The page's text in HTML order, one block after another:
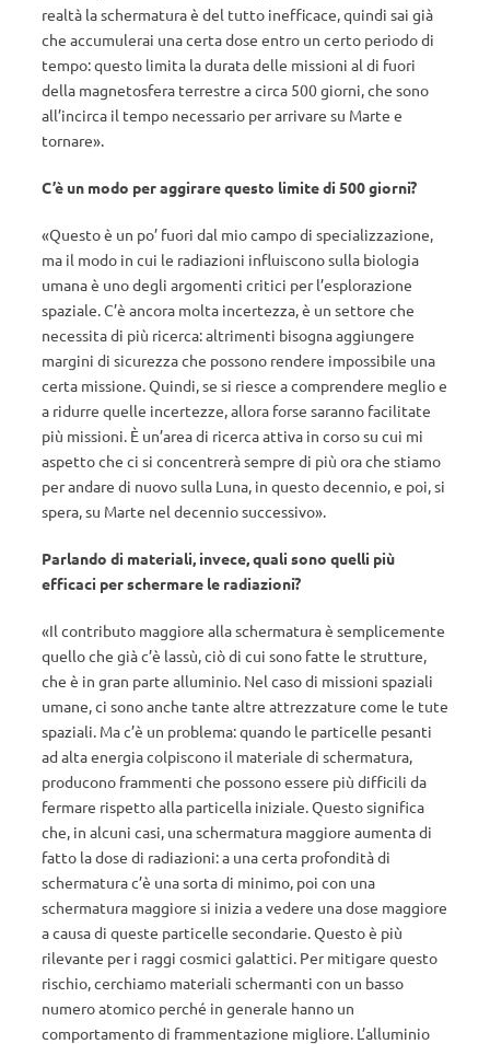
realtà la schermatura è del tutto inefficace, quindi sai già
che accumulerai una certa dose entro un certo periodo di
tempo: questo limita la durata delle missioni al di fuori
della magnetosfera terrestre a circa 500 giorni, che sono
all’incirca il tempo necessario per arrivare su Marte e
tornare».
C’è un modo per aggirare questo limite di 500 giorni?
«Questo è un po’ fuori dal mio campo di specializzazione,
ma il modo in cui le radiazioni influiscono sulla biologia
umana è uno degli argomenti critici per l’esplorazione
spaziale. C’è ancora molta incertezza, è un settore che
necessita di più ricerca: altrimenti bisogna aggiungere
margini di sicurezza che possono rendere impossibile una
certa missione. Quindi, se si riesce a comprendere meglio e
a ridurre quelle incertezze, allora forse saranno facilitate
più missioni. È un’area di ricerca attiva in corso su cui mi
aspetto che ci si concentrerà sempre di più ora che stiamo
per andare di nuovo sulla Luna, in questo decennio, e poi, si
spera, su Marte nel decennio successivo».
Parlando di materiali, invece, quali sono quelli più
efficaci per schermare le radiazioni?
«Il contributo maggiore alla schermatura è semplicemente
quello che già c’è lassù, ciò di cui sono fatte le strutture,
che è in gran parte alluminio. Nel caso di missioni spaziali
umane, ci sono anche tante altre attrezzature come le tute
spaziali. Ma c’è un problema: quando le particelle pesanti
ad alta energia colpiscono il materiale di schermatura,
producono frammenti che possono essere più difficili da
fermare rispetto alla particella iniziale. Questo significa
che, in alcuni casi, una schermatura maggiore aumenta di
fatto la dose di radiazioni: a una certa profondità di
schermatura c’è una sorta di minimo, poi con una
schermatura maggiore si inizia a vedere una dose maggiore
a causa di queste particelle secondarie. Questo è più
rilevante per i raggi cosmici galattici. Per mitigare questo
rischio, cerchiamo materiali schermanti con un basso
numero atomico perché in generale hanno un
comportamento di frammentazione migliore. L’alluminio